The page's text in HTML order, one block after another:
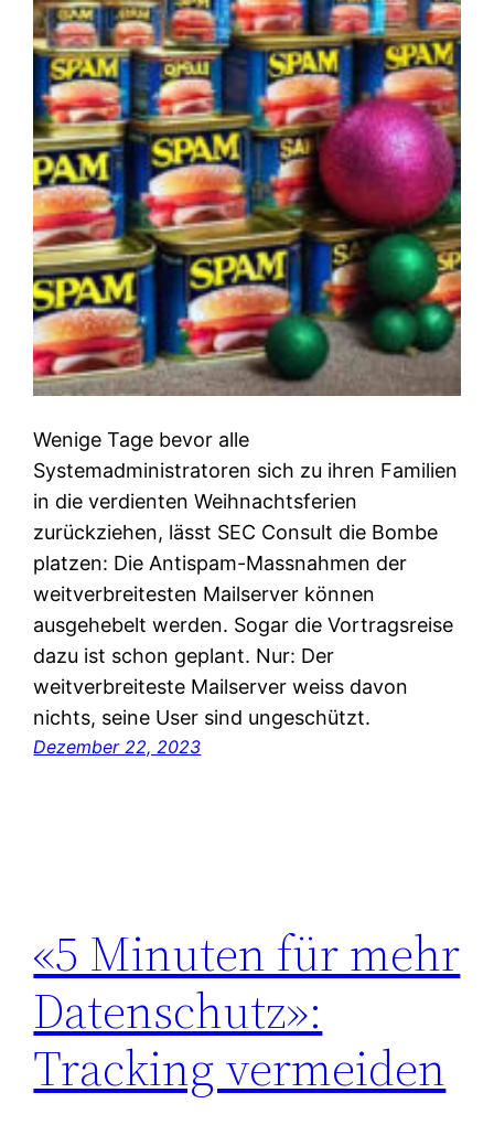
Wenige Tage bevor alle
Systemadministratoren sich zu ihren Familien
in die verdienten Weihnachtsferien
zurückziehen, lässt SEC Consult die Bombe
platzen: Die Antispam-Massnahmen der
weitverbreitesten Mailserver können
ausgehebelt werden. Sogar die Vortragsreise
dazu ist schon geplant. Nur: Der
weitverbreiteste Mailserver weiss davon
nichts, seine User sind ungeschützt.
Dezember 22, 2023
«5 Minuten für mehr
Datenschutz»:
Tracking vermeiden